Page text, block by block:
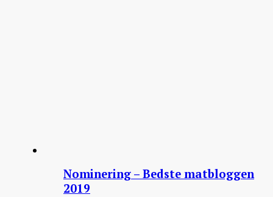
Nominering – Bedste matbloggen
2019